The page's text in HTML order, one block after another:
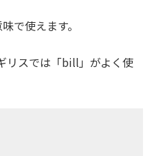
で使えます。
リスでは「bill」がよく使